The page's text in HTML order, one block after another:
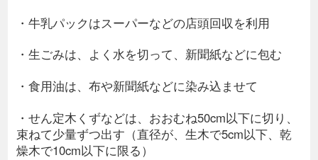
・牛乳パックはスーパーなどの店頭回収を利用
・生ごみは、よく水を切って、新聞紙などに包む
・食用油は、布や新聞紙などに染み込ませて
・せん定木くずなどは、おおむね50cm以下に切り、
束ねて少量ずつ出す（直径が、生木で5cm以下、乾
燥木で10cm以下に限る）